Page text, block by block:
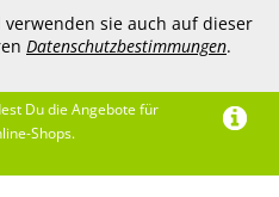
sie auch auf dieser
Datenschutzbestimmungen.
Du die Angebote für
Shops.